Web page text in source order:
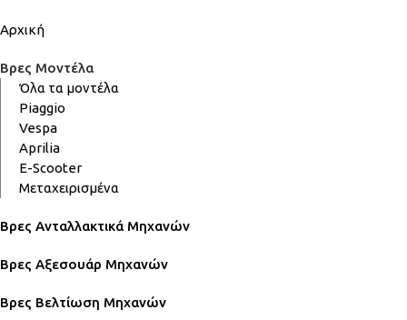
Αρχική
Βρες Μοντέλα
Όλα τα μοντέλα
Piaggio
Vespa
Aprilia
E-Scooter
Μεταχειρισμένα
Βρες Ανταλλακτικά Μηχανών
Βρες Αξεσουάρ Μηχανών
Βρες Βελτίωση Μηχανών